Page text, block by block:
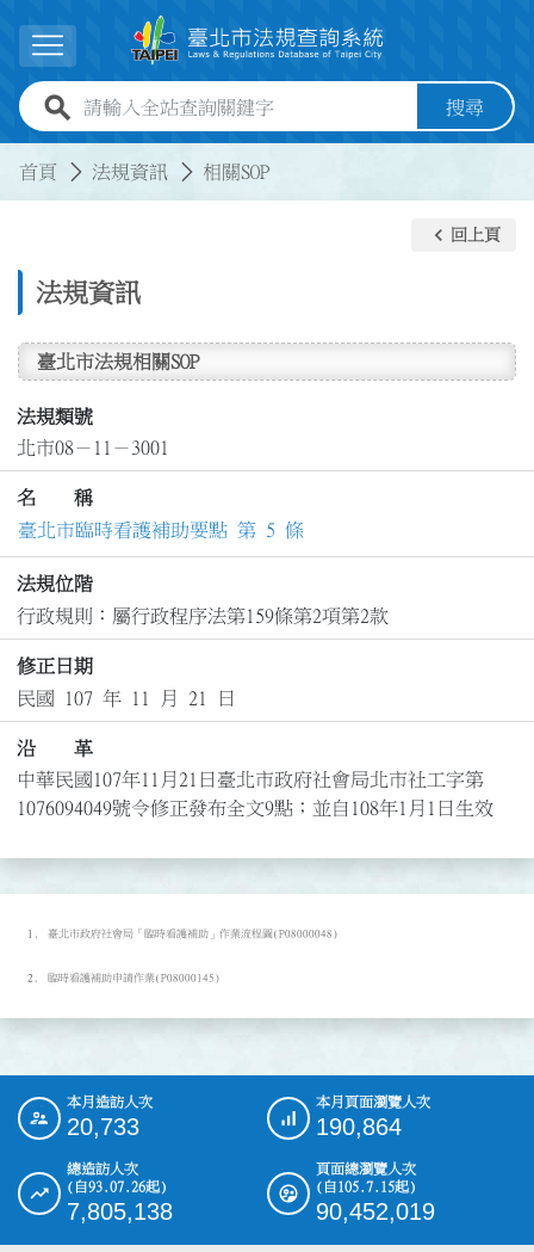
展開選單
全站查詢關鍵字欄位 搜尋
首頁 法規資訊 相關SOP
法規資訊
keyboard_arrow_left 回上頁
臺北市法規相關SOP
法規類號
北市08－11－3001
名 稱
臺北市臨時看護補助要點 第 5 條
法規位階
行政規則：屬行政程序法第159條第2項第2款
修正日期
民國 107 年 11 月 21 日
沿 革
中華民國107年11月21日臺北市政府社會局北市社工字第
1076094049號令修正發布全文9點；並自108年1月1日生效
臺北市政府社會局「臨時看護補助」作業流程圖(P08000048)
臨時看護補助申請作業(P08000145)
::: 本月造訪人次
20,733
本月頁面瀏覽人次
190,864
總造訪人次
(自93.07.26起)
7,805,138
頁面總瀏覽人次
(自105.7.15起)
90,452,019